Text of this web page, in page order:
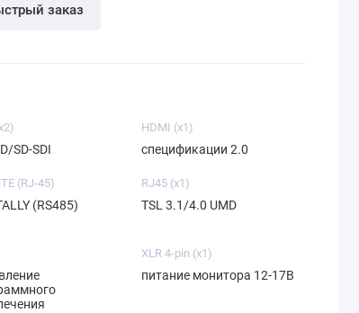
заказ
SD-SDI
HDMI (x1)
спецификации 2.0
(RJ-45)
(RS485)
RJ45 (x1)
TSL 3.1/4.0 UMD
XLR 4-pin (x1)
питание монитора 12-17В